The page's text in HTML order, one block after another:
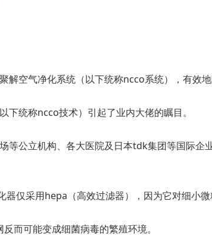
空气净化系统（以下统称ncco系统），有效地
统称ncco技术）引起了业内大佬的瞩目。
等公立机构、各大医院及日本tdk集团等国际企
仅采用hepa（高效过滤器），因为它对细小微
而可能变成细菌病毒的繁殖环境。